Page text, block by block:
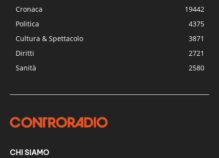
Cronaca
19442
Politica
4375
Cultura & Spettacolo
3871
Diritti
2721
Sanità
2580
CHI SIAMO